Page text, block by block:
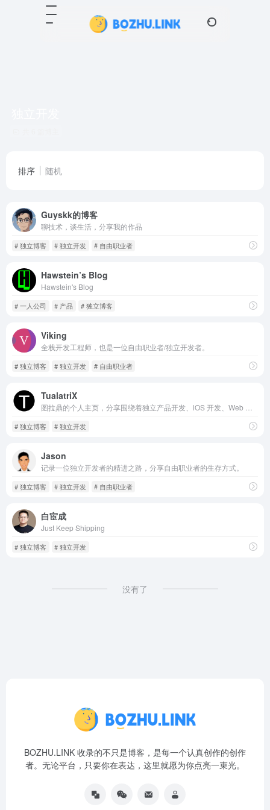
排序 随机
Guyskk的博客
聊技术，谈生活，分享我的作品
# 独立博客 # 独立开发 # 自由职业者
Hawstein’s Blog
Hawstein's Blog
# 一人公司 # 产品 # 独立博客
Viking
全栈开发工程师，也是一位自由职业者/独立开发者。
# 独立博客 # 独立开发 # 自由职业者
TualatriX
# 独立博客 # 独立开发
Jason
记录一位独立开发者的精进之路，分享自由职业者的生存方式。
# 独立博客 # 独立开发 # 自由职业者
白宦成
Just Keep Shipping
# 独立博客 # 独立开发
没有了
BOZHU.LINK 收录的不只是博客，是每一个认真创作的创作
者。无论平台，只要你在表达，这里就愿为你点亮一束光。